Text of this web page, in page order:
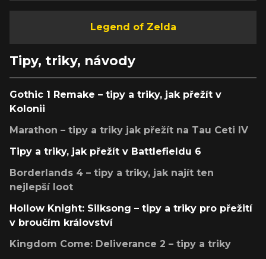
Legend of Zelda
Tipy, triky, návody
Gothic 1 Remake – tipy a triky, jak přežít v
Kolonii
Marathon – tipy a triky jak přežít na Tau Ceti IV
Tipy a triky, jak přežít v Battlefieldu 6
Borderlands 4 – tipy a triky, jak najít ten
nejlepší loot
Hollow Knight: Silksong – tipy a triky pro přežití
v broučím království
Kingdom Come: Deliverance 2 – tipy a triky